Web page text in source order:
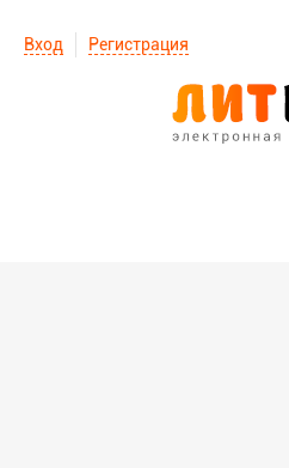
Вход Регистрация